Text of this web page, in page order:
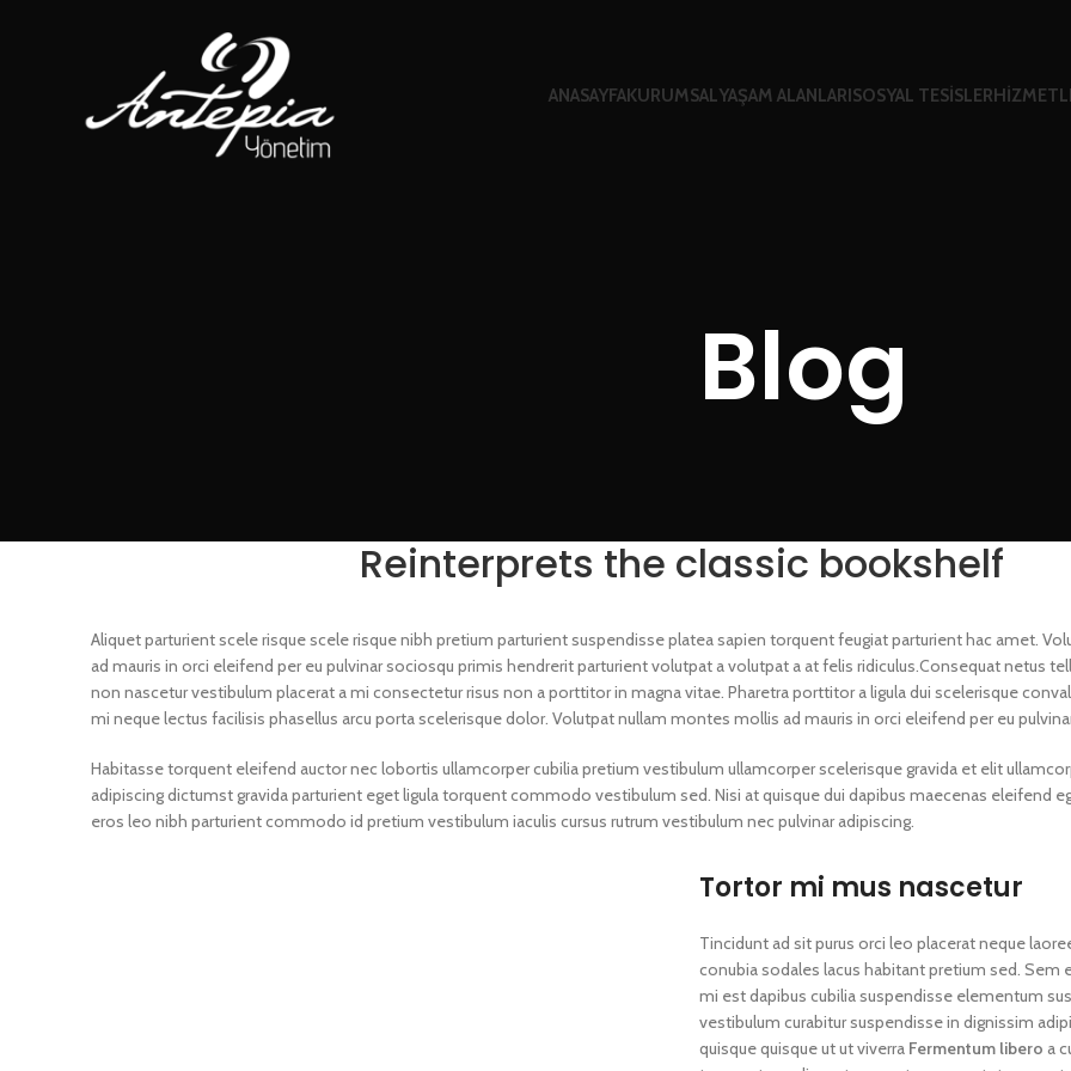
ANASAYFAKURUMSALYAŞAM ALANLARISOSYAL TESİSLER
Blog
Reinterprets the classic bookshelf
Aliquet parturient scele risque scele risque nibh pretium parturient suspendisse platea sapien torquent feugiat parturient hac amet.
ad mauris in orci eleifend per eu pulvinar sociosqu primis hendrerit parturient volutpat a volutpat a at felis ridiculus.Consequat netus
non nascetur vestibulum placerat a mi consectetur risus non a porttitor in magna vitae. Pharetra porttitor a ligula dui scelerisque
mi neque lectus facilisis phasellus arcu porta scelerisque dolor. Volutpat nullam montes mollis ad mauris in orci eleifend per eu
Habitasse torquent eleifend auctor nec lobortis ullamcorper cubilia pretium vestibulum ullamcorper scelerisque gravida et elit
adipiscing dictumst gravida parturient eget ligula torquent commodo vestibulum sed. Nisi at quisque dui dapibus maecenas eleifend
eros leo nibh parturient commodo id pretium vestibulum iaculis cursus rutrum vestibulum nec pulvinar adipiscing.
Tortor mi mus nascetur
Tincidunt ad sit purus orci leo placerat neque
conubia sodales lacus habitant pretium sed. Sem
mi est dapibus cubilia suspendisse elementum
vestibulum curabitur suspendisse in dignissim
quisque quisque ut ut viverra Fermentum libero a